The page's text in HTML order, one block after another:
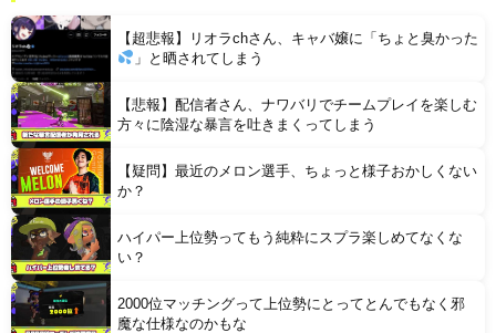
【衝撃】 「かわいい虫」ランキング、ついに発表される
Powered by livedoor 相互RSS
【超悲報】リオラchさん、キャバ嬢に「ちょと臭かった
」と晒されてしまう
【悲報】配信者さん、ナワバリでチームプレイを楽しむ
方々に陰湿な暴言を吐きまくってしまう
【疑問】最近のメロン選手、ちょっと様子おかしくない
か？
ハイパー上位勢ってもう純粋にスプラ楽しめてなくな
い？
2000位マッチングって上位勢にとってとんでもなく邪
魔な仕様なのかもな